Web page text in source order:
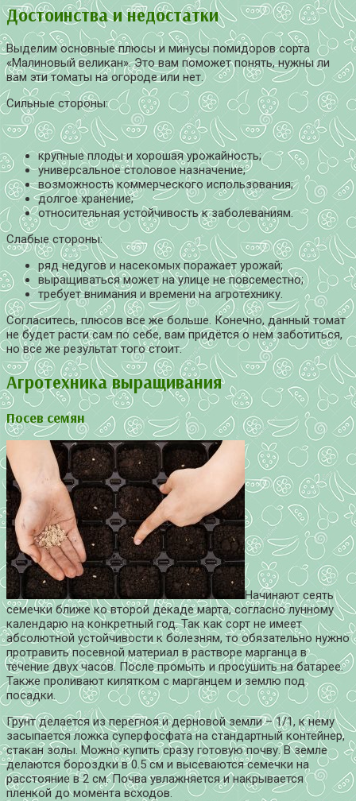
Достоинства и недостатки
Выделим основные плюсы и минусы помидоров сорта
«Малиновый великан». Это вам поможет понять, нужны ли
вам эти томаты на огороде или нет.
Сильные стороны:
крупные плоды и хорошая урожайность;
универсальное столовое назначение;
возможность коммерческого использования;
долгое хранение;
относительная устойчивость к заболеваниям.
Слабые стороны:
ряд недугов и насекомых поражает урожай;
выращиваться может на улице не повсеместно;
требует внимания и времени на агротехнику.
Согласитесь, плюсов все же больше. Конечно, данный томат
не будет расти сам по себе, вам придётся о нем заботиться,
но все же результат того стоит.
Агротехника выращивания
Посев семян
Начинают сеять
семечки ближе ко второй декаде марта, согласно лунному
календарю на конкретный год. Так как сорт не имеет
абсолютной устойчивости к болезням, то обязательно нужно
протравить посевной материал в растворе марганца в
течение двух часов. После промыть и просушить на батарее.
Также проливают кипятком с марганцем и землю под
посадки.
Грунт делается из перегноя и дерновой земли – 1/1, к нему
засыпается ложка суперфосфата на стандартный контейнер,
стакан золы. Можно купить сразу готовую почву. В земле
делаются бороздки в 0.5 см и высеваются семечки на
расстояние в 2 см. Почва увлажняется и накрывается
пленкой до момента всходов.